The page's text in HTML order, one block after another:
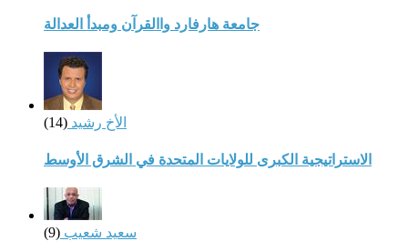
جامعة هارفارد واالقرآن ومبدأ العدالة
الأخ رشيد (14)
الاستراتيجية الكبرى للولايات المتحدة في الشرق الأوسط
سعيد شعيب (9)